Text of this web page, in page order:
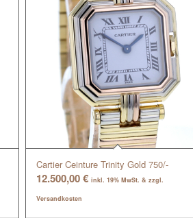
Cartier Ceinture Trinity Gold 750/-
12.500,00€ inkl. 19% MwSt. & zzgl.
Versandkosten